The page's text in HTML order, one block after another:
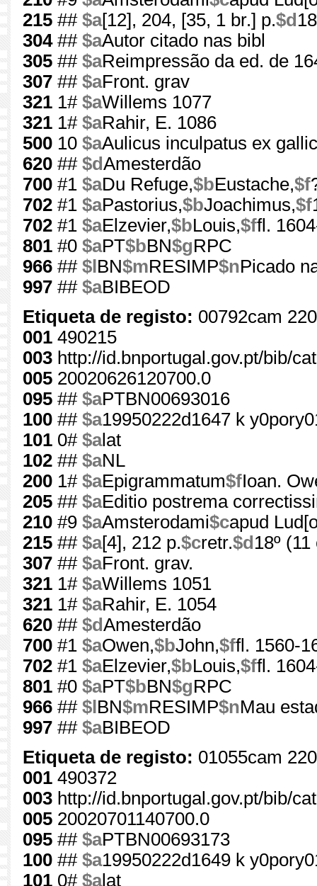
215 ## $a[12], 204, [35, 1 br.] p.$d
304## $aAutor citado nas bibl
305 ## $aReimpressão da ed. de
307 ## $aFront. grav
321 1# $aWillems 1077
321 1# $aRahir, E. 1086
500 10 $aAulicus inculpatus ex
620 ## $dAmesterdão
700 #1 $aDu Refuge,$bEustache,$f
702 #1 $aPastorius,$bJoachimus,$f
702 #1 $aElzevier,$bLouis,$ffl.
801 #0 $aPT$bBN$gRPC
966 ## $l BN$mRESIMP$nPicado
997 ## $aBIBEOD
Etiqueta de registo: 00792cam
001 490215
003 http://id.bnportugal.gov.pt/bib/
005 20020626120700.0
095 ## $aPTBN00693016
100 ## $a19950222d1647 k
101 0# $alat
102 ## $aNL
200 1# $aEpigrammatum$fIoan.
205 ## $aEditio postrema
210 #9 $aAmsterodami$capud
215 ## $a[4], 212 p.$cretr.$d 18º
307 ## $aFront. grav.
321 1# $aWillems 1051
321 1# $aRahir, E. 1054
620 ## $dAmesterdão
700 #1 $aOwen,$bJohn,$ffl. 1560-
702 #1 $aElzevier,$bLouis,$ffl.
801 #0 $aPT$bBN$gRPC
966 ## $l BN$mRESIMP$nMau
997 ## $aBIBEOD
Etiqueta de registo: 01055cam
001 490372
003 http://id.bnportugal.gov.pt/bib/
005 20020701140700.0
095 ## $aPTBN00693173
100 ## $a19950222d1649 k
101 0# $alat